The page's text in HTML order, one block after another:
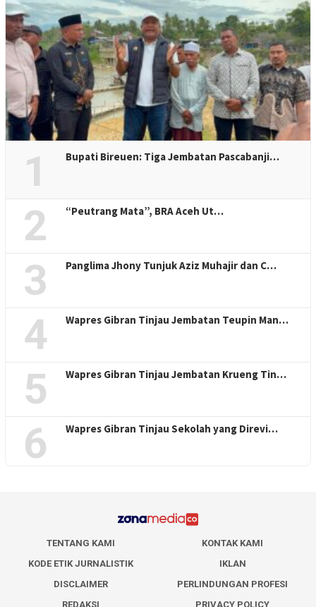
1 Bupati Bireuen: Tiga Jembatan Pascabanji…
2 “Peutrang Mata”, BRA Aceh Ut…
3 Panglima Jhony Tunjuk Aziz Muhajir dan C…
4 Wapres Gibran Tinjau Jembatan Teupin Man…
5 Wapres Gibran Tinjau Jembatan Krueng Tin…
6 Wapres Gibran Tinjau Sekolah yang Direvi…
TENTANG KAMI
KONTAK KAMI
KODE ETIK JURNALISTIK
IKLAN
DISCLAIMER
PERLINDUNGAN PROFESI
REDAKSI
PRIVACY POLICY